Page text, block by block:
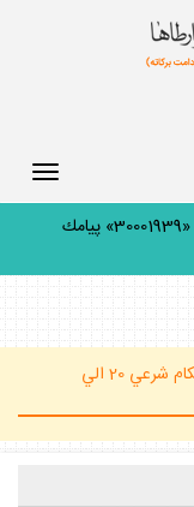
شما مي توانيد سوالات ديني خود را به سامانه «30001939» پيامك
(ساعت پاسخگوي احكام شرعي 20 الي